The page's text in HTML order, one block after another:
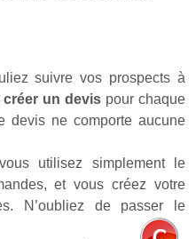
suivre vos prospects à
créer un devis pour chaque
devis ne comporte aucune
utilisez simplement le
et vous créez votre
N’oubliez de passer le